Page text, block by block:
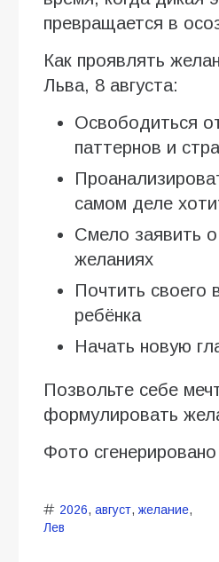
превращается в
Как проявлять
Льва, 8 августа:
Освободиться
паттернов и
самом деле
Смело заявить
желаниях
Почтить своего
ребёнка
Начать новую
Позвольте себе
формулировать
Фото
2026, август, желание,
Лев